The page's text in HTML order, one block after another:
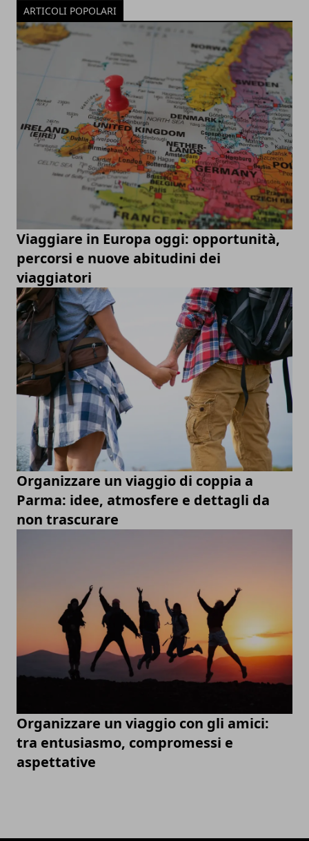
ARTICOLI POPOLARI
Viaggiare in Europa oggi: opportunità,
percorsi e nuove abitudini dei
viaggiatori
Organizzare un viaggio di coppia a
Parma: idee, atmosfere e dettagli da
non trascurare
Organizzare un viaggio con gli amici:
tra entusiasmo, compromessi e
aspettative